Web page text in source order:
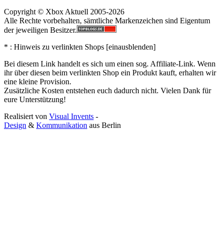
Copyright © Xbox Aktuell 2005-2026
Alle Rechte vorbehalten, sämtliche Markenzeichen sind Eigentum
der jeweiligen Besitzer.
* : Hinweis zu verlinkten Shops [einausblenden]
Bei diesem Link handelt es sich um einen sog. Affiliate-Link. Wenn
ihr über diesen beim verlinkten Shop ein Produkt kauft, erhalten wir
eine kleine Provision.
Zusätzliche Kosten entstehen euch dadurch nicht. Vielen Dank für
eure Unterstützung!
Realisiert von Visual Invents -
Design & Kommunikation aus Berlin